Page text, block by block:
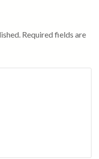
Required fields are